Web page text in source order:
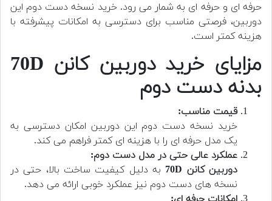
حرفه ای و حرفه ای به شمار می رود. خرید نسخه دست دوم این
دوربین، فرصتی مناسب برای دسترسی به امکانات پیشرفته با
هزینه کمتر است.
مزایای خرید دوربین کانن 70D
بدنه دست دوم
قیمت مناسب:
خرید نسخه دست دوم این دوربین امکان دسترسی به
یک مدل حرفه ای را با هزینه ای کمتر فراهم می کند.
عملکرد عالی حتی در مدل دست دوم:
دوربین کانن 70D
به دلیل کیفیت ساخت بالا، حتی در
نسخه های دست دوم نیز عملکرد خوبی ارائه می دهد.